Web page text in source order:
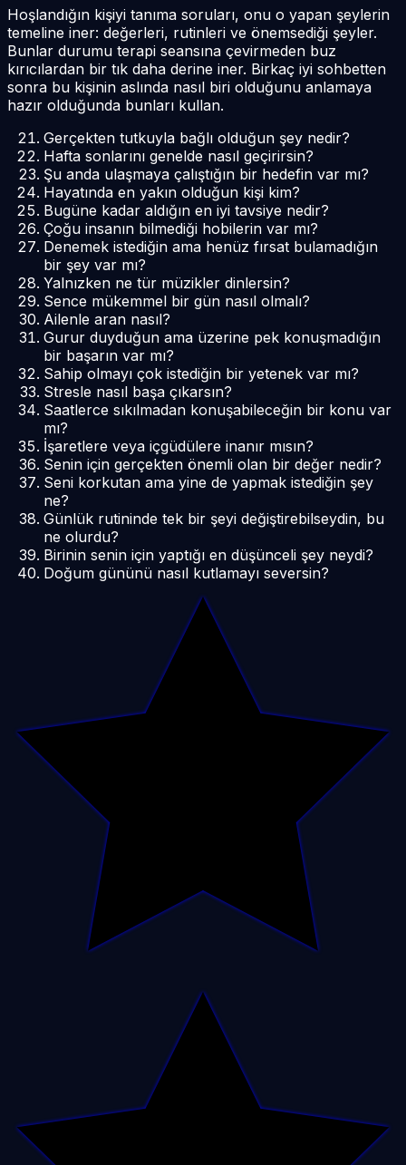
Hoşlandığın kişiyi tanıma soruları, onu o yapan şeylerin
temeline iner: değerleri, rutinleri ve önemsediği şeyler.
Bunlar durumu terapi seansına çevirmeden buz
kırıcılardan bir tık daha derine iner. Birkaç iyi sohbetten
sonra bu kişinin aslında nasıl biri olduğunu anlamaya
hazır olduğunda bunları kullan.
Gerçekten tutkuyla bağlı olduğun şey nedir?
Hafta sonlarını genelde nasıl geçirirsin?
Şu anda ulaşmaya çalıştığın bir hedefin var mı?
Hayatında en yakın olduğun kişi kim?
Bugüne kadar aldığın en iyi tavsiye nedir?
Çoğu insanın bilmediği hobilerin var mı?
Denemek istediğin ama henüz fırsat bulamadığın
bir şey var mı?
Yalnızken ne tür müzikler dinlersin?
Sence mükemmel bir gün nasıl olmalı?
Ailenle aran nasıl?
Gurur duyduğun ama üzerine pek konuşmadığın
bir başarın var mı?
Sahip olmayı çok istediğin bir yetenek var mı?
Stresle nasıl başa çıkarsın?
Saatlerce sıkılmadan konuşabileceğin bir konu var
mı?
İşaretlere veya içgüdülere inanır mısın?
Senin için gerçekten önemli olan bir değer nedir?
Seni korkutan ama yine de yapmak istediğin şey
ne?
Günlük rutininde tek bir şeyi değiştirebilseydin, bu
ne olurdu?
Birinin senin için yaptığı en düşünceli şey neydi?
Doğum gününü nasıl kutlamayı seversin?